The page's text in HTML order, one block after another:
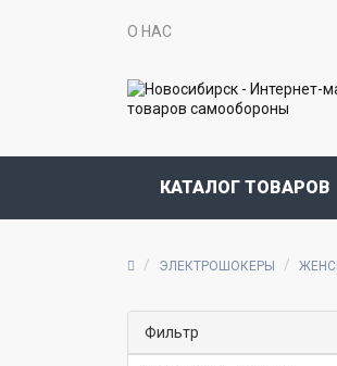
О НАС
КАТАЛОГ ТОВАРОВ
ЭЛЕКТРОШОКЕРЫ
Фильтр